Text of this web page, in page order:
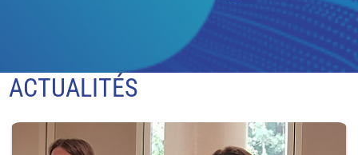
ACTUALITÉS